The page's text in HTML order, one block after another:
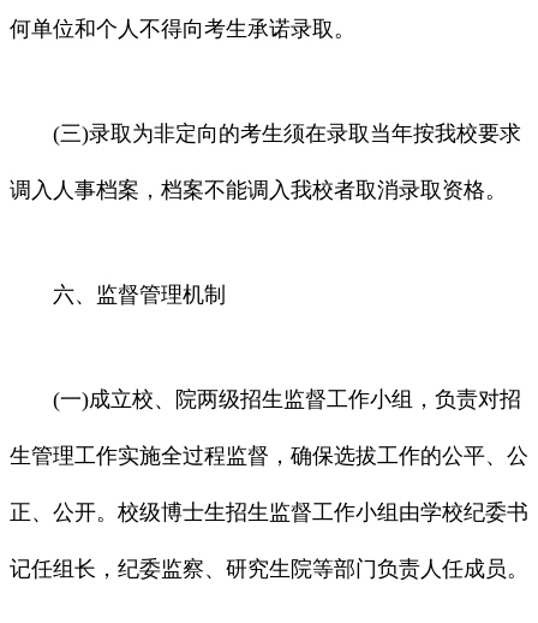
何单位和个人不得向考生承诺录取。
(三)录取为非定向的考生须在录取当年按我校要求
调入人事档案，档案不能调入我校者取消录取资格。
六、监督管理机制
(一)成立校、院两级招生监督工作小组，负责对招
生管理工作实施全过程监督，确保选拔工作的公平、公
正、公开。校级博士生招生监督工作小组由学校纪委书
记任组长，纪委监察、研究生院等部门负责人任成员。